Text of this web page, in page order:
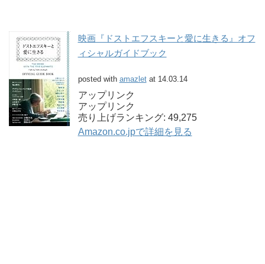
映画『ドストエフスキーと愛に生きる』オフ
ィシャルガイドブック
posted with amazletat 14.03.14
アップリンク
アップリンク
売り上げランキング: 49,275
Amazon.co.jpで詳細を見る